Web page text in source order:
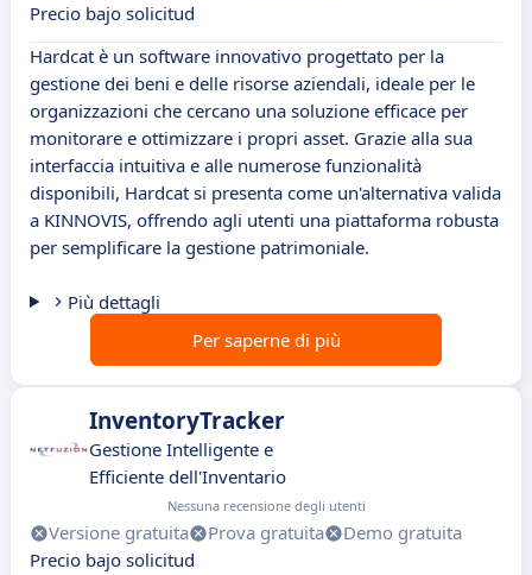
Precio bajo solicitud
Hardcat è un software innovativo progettato per la
gestione dei beni e delle risorse aziendali, ideale per le
organizzazioni che cercano una soluzione efficace per
monitorare e ottimizzare i propri asset. Grazie alla sua
interfaccia intuitiva e alle numerose funzionalità
disponibili, Hardcat si presenta come un'alternativa valida
a KINNOVIS, offrendo agli utenti una piattaforma robusta
per semplificare la gestione patrimoniale.
Più dettagli
Per saperne di più
InventoryTracker
Gestione Intelligente e
Efficiente dell'Inventario
Nessuna recensione degli utenti
Versione gratuita Prova gratuita
Demo gratuita
Precio bajo solicitud